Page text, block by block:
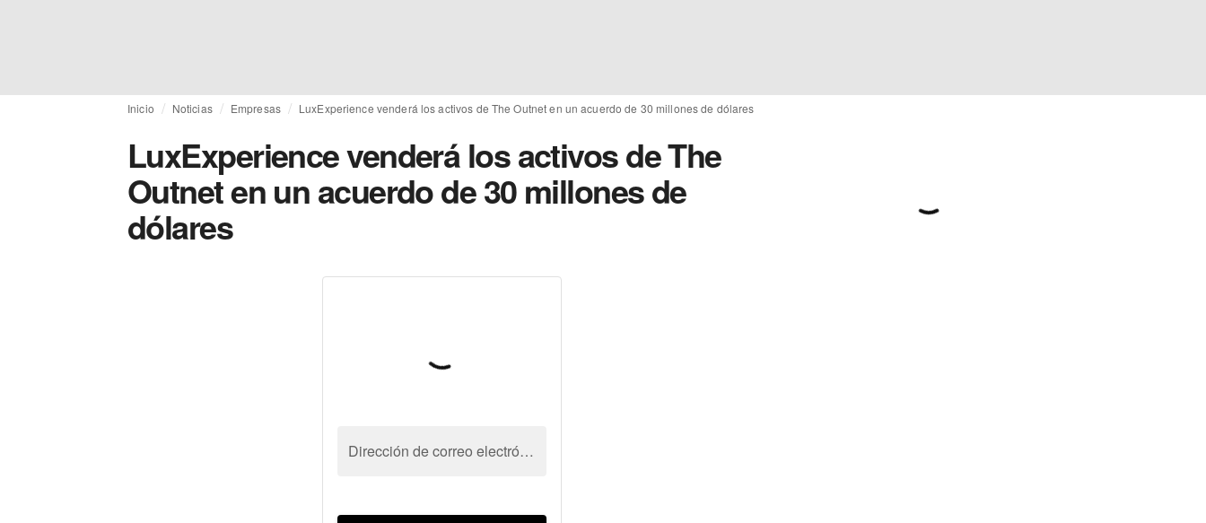
Inicio Noticias Empresas LuxExperience venderá los activos de The Outnet en un acuerdo de 30 millones de dólares
LuxExperience venderá los activos de The
Outnet en un acuerdo de 30 millones de
dólares
Dirección de correo electrónico